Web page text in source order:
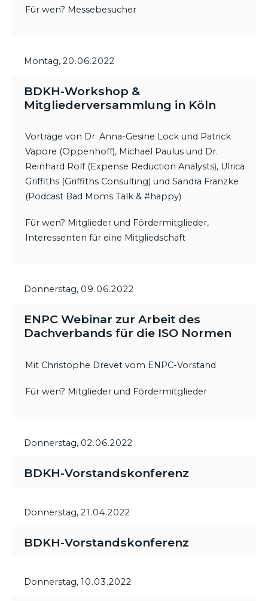
Für wen? Messebesucher
Montag, 20.06.2022
BDKH-Workshop &
Mitgliederversammlung in Köln
Vorträge von Dr. Anna-Gesine Lock und Patrick
Vapore (Oppenhoff), Michael Paulus und Dr.
Reinhard Rolf (Expense Reduction Analysts), Ulrica
Griffiths (Griffiths Consulting) und Sandra Franzke
(Podcast Bad Moms Talk & #happy)
Für wen? Mitglieder und Fördermitglieder,
Interessenten für eine Mitgliedschaft
Donnerstag, 09.06.2022
ENPC Webinar zur Arbeit des
Dachverbands für die ISO Normen
Mit Christophe Drevet vom ENPC-Vorstand
Für wen? Mitglieder und Fördermitglieder
Donnerstag, 02.06.2022
BDKH-Vorstandskonferenz
Donnerstag, 21.04.2022
BDKH-Vorstandskonferenz
Donnerstag, 10.03.2022